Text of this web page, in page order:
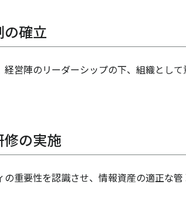
の確立
営陣のリーダーシップの下、組織とし
修の実施
重要性を認識させ、情報資産の適正な管